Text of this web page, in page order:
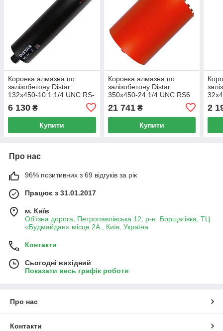
Коронка алмазна по
залізобетону Distar
132x450-10 1 1/4 UNC RS-
6 130 ₴
Купити
Коронка алмазна по
залізобетону Distar
350x450-24 1/4 UNC RS6
21 741₴
Купити
2
Про нас
96% позитивних з 69 відгуків за рік
Працює з 31.01.2017
м. Київ
Об'їзна дорога, Петропавлівська 12, р-н. Борщагівка, ТЦ
«Будмайдан» місце 2А., Київ, Україна
Контакти
Сьогодні вихідний
Показати весь графік роботи
Про нас
Контакти